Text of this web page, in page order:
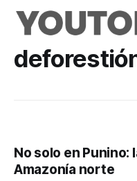
No solo en Punino:
Amazonía norte